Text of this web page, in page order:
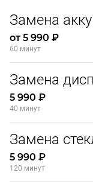
Замена
от 5 990 ₽
60 минут
Замена
5 990 ₽
40 минут
Замена
5 990 ₽
120 минут